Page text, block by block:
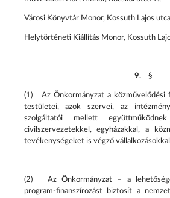
Városi Könyvtár Monor, Kossuth Lajos
Helytörténeti Kiállítás Monor, Kossuth
9. §
(1) Az Önkormányzat a közművelődési
testületei, azok szervei, az
szolgáltatói mellett
civilszervezetekkel, egyházakkal, a
tevékenységeket is végző
(2) Az Önkormányzat – a
program-finanszírozást biztosít a